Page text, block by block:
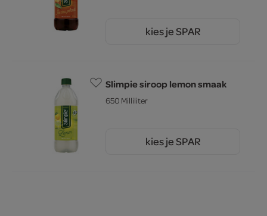
kies je SPAR
Slimpie siroop lemon smaak
650 Milliliter
kies je SPAR